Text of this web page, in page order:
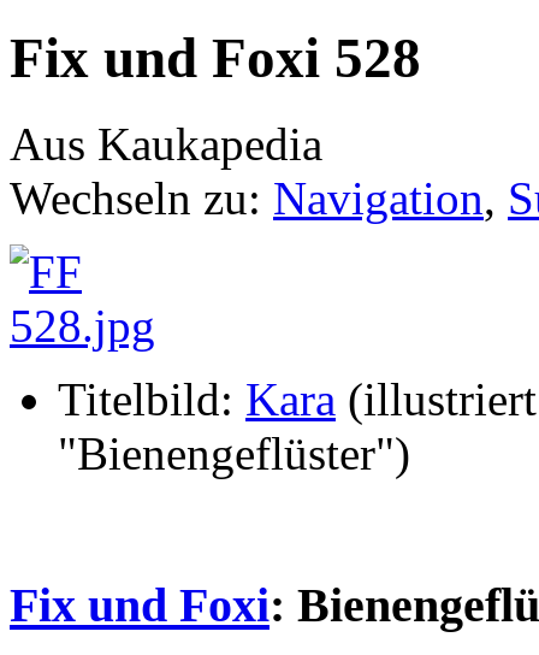
Fix und Foxi 528
Aus Kaukapedia
Wechseln zu: Navigation,
Titelbild: Kara (illustriert
"Bienengeflüster")
Fix und Foxi: